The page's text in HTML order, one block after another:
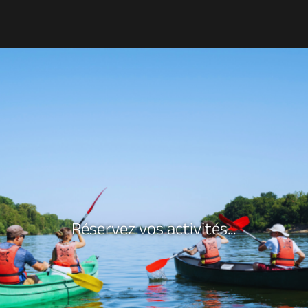
Séjours, cadeaux
Billetterie en ligne
Réservez vos activités...